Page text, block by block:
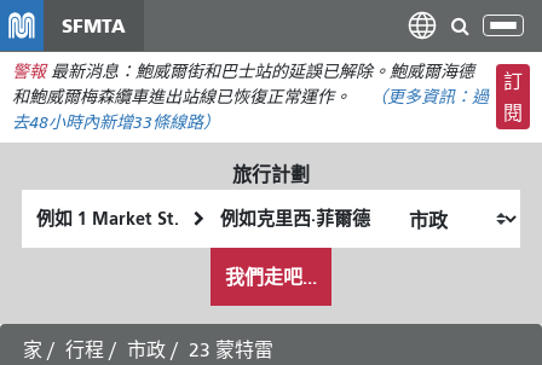
主
要
容
SFMTA
切
換
導
航
警報 最新消息：鮑威爾街和巴士站的延誤已解除。鮑威爾海德
和鮑威爾梅森纜車進出站線已恢復正常運作。
（更多資訊： 過
去48小時內新增33條線路）
訂
閱
旅行計劃
起
始
終
點
我
希
望
的
我們走吧...
家 行程 市政
23 蒙特雷